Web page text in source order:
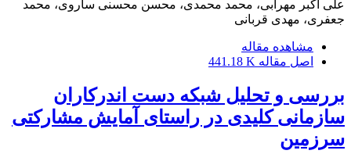
علی اکبر مهرابی، محمد محمدی، محسن محسنی ساروی، محمد
جعفری، مهدی قربانی
مشاهده مقاله
اصل مقاله 441.18 K
بررسی و تحلیل شبکه دست اندرکاران
سازمانی کلیدی در راستای آمایش مشارکتی
سرزمین